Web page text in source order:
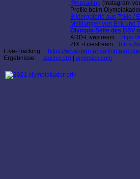
@hpsailing (Instagram
Profile beim
Bildergalerie aus Tokio /
Meldungen von Erik und
Olympia-Seite des DSV
ARD-Livestream: https://
ZDF-Livestream: https://
Live-Tracking: https://www.germansailingteam.de/
Ergebnisse: sailing.org | olympics.com